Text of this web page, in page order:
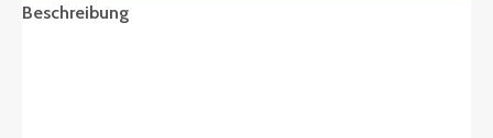
Beschreibung